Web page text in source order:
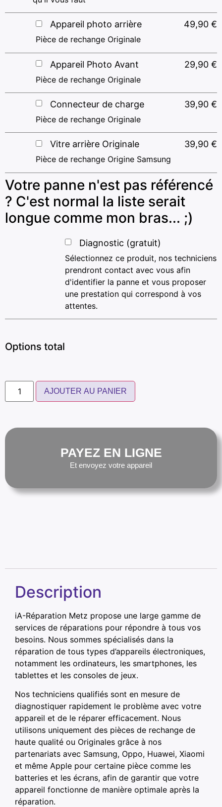
Appareil photo arrière 49,90 €
Pièce de rechange Originale
Appareil Photo Avant 29,90 €
Pièce de rechange Originale
Connecteur de charge 39,90 €
Pièce de rechange Originale
Vitre arrière Originale 39,90 €
Pièce de rechange Origine Samsung
Votre panne n'est pas référencé
? C'est normal la liste serait
longue comme mon bras... ;)
Diagnostic (gratuit)
Sélectionnez ce produit, nos techniciens
prendront contact avec vous afin
d'identifier la panne et vous proposer
une prestation qui correspond à vos
attentes.
Options total
AJOUTER AU PANIER
PAYEZ EN LIGNE
Et envoyez votre appareil
Description
iA-Réparation Metz propose une large gamme de
services de réparations pour répondre à tous vos
besoins. Nous sommes spécialisés dans la
réparation de tous types d’appareils électroniques,
notamment les ordinateurs, les smartphones, les
tablettes et les consoles de jeux.
Nos techniciens qualifiés sont en mesure de
diagnostiquer rapidement le problème avec votre
appareil et de le réparer efficacement. Nous
utilisons uniquement des pièces de rechange de
haute qualité ou Originales grâce à nos
partenariats avec Samsung, Oppo, Huawei, Xiaomi
et même Apple pour certaine pièce comme les
batteries et les écrans, afin de garantir que votre
appareil fonctionne de manière optimale après la
réparation.